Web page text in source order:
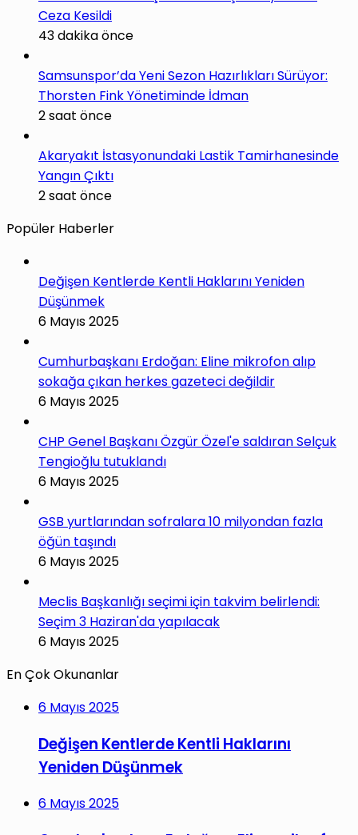
Ceza Kesildi
43 dakika önce
Samsunspor’da Yeni Sezon Hazırlıkları Sürüyor:
Thorsten Fink Yönetiminde İdman
2 saat önce
Akaryakıt İstasyonundaki Lastik Tamirhanesinde
Yangın Çıktı
2 saat önce
Popüler Haberler
Değişen Kentlerde Kentli Haklarını Yeniden
Düşünmek
6 Mayıs 2025
Cumhurbaşkanı Erdoğan: Eline mikrofon alıp
sokağa çıkan herkes gazeteci değildir
6 Mayıs 2025
CHP Genel Başkanı Özgür Özel'e saldıran Selçuk
Tengioğlu tutuklandı
6 Mayıs 2025
GSB yurtlarından sofralara 10 milyondan fazla
öğün taşındı
6 Mayıs 2025
Meclis Başkanlığı seçimi için takvim belirlendi:
Seçim 3 Haziran'da yapılacak
6 Mayıs 2025
En Çok Okunanlar
6 Mayıs 2025
Değişen Kentlerde Kentli Haklarını
Yeniden Düşünmek
6 Mayıs 2025